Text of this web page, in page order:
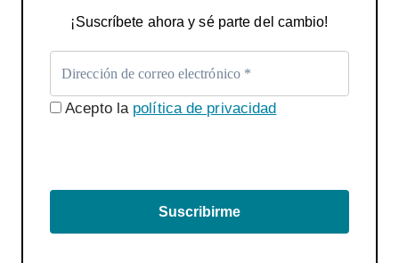
¡Suscríbete ahora y sé parte del cambio!
Acepto la política de privacidad
Suscribirme